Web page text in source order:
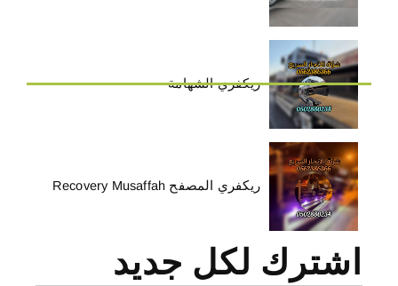
ريكفري الشهامة
ريكفري المصفح Recovery Musaffah
اشترك لكل جديد